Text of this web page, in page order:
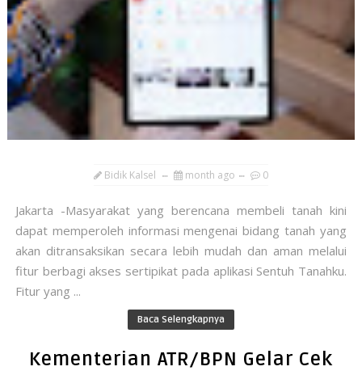
Bidik Kalsel month ago 0
Jakarta -Masyarakat yang berencana membeli tanah kini
dapat memperoleh informasi mengenai bidang tanah yang
akan ditransaksikan secara lebih mudah dan aman melalui
fitur berbagi akses sertipikat pada aplikasi Sentuh Tanahku.
Fitur yang ...
Baca Selengkapnya
Kementerian ATR/BPN Gelar Cek